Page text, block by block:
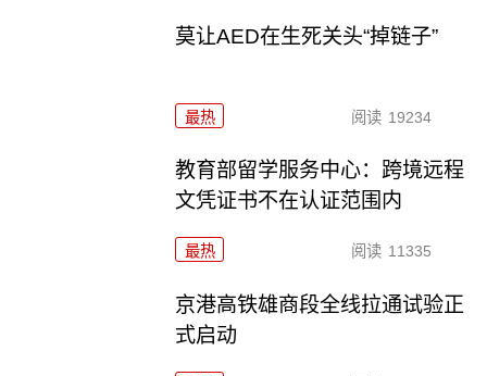
莫让AED在生死关头“掉链子”
最热 阅读 19234
教育部留学服务中心：跨境远程
文凭证书不在认证范围内
最热 阅读 11335
京港高铁雄商段全线拉通试验正
式启动